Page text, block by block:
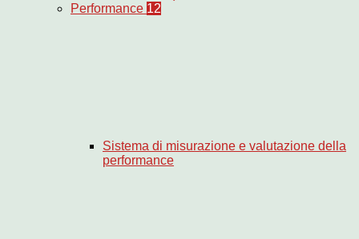
Performance 12
Sistema di misurazione e valutazione della
performance